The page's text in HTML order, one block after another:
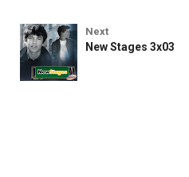
Next
New Stages 3x03